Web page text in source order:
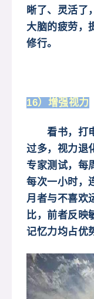
晰了、灵活了
大脑的疲劳，
修行。
16）增强视力
看书，打
过多，视力退
专家测试，每
每次一小时，
月者与不喜欢
比，前者反映
记忆力均占优